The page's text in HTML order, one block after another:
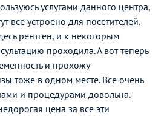
услугами данного центра,
все устроено для посетителей.
рентген, и к некоторым
проходила. А вот теперь
и прохожу
тоже в одном месте. Все очень
и процедурами довольна.
цена за все эти